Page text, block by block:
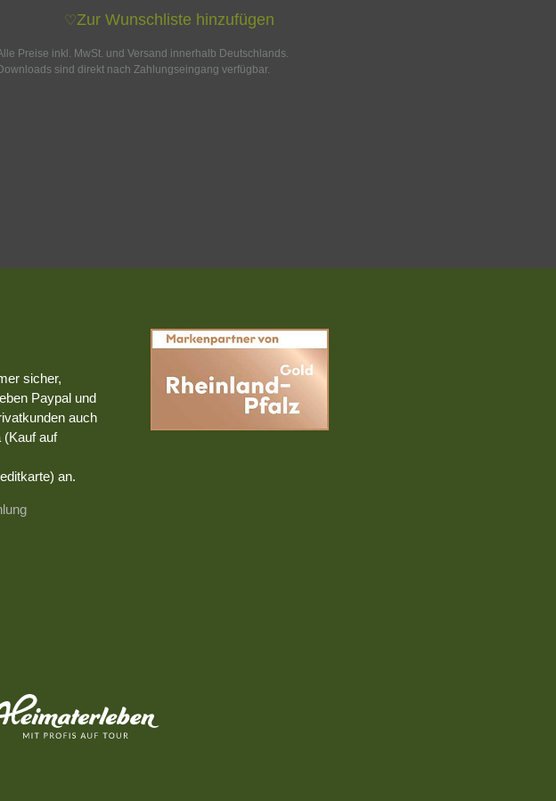
♡Zur Wunschliste hinzufügen
Preise inkl. MwSt. und Versand innerhalb Deutschlands.
sind direkt nach Zahlungseingang verfügbar.
sicher,
Paypal und
auch
(Kauf auf
an.